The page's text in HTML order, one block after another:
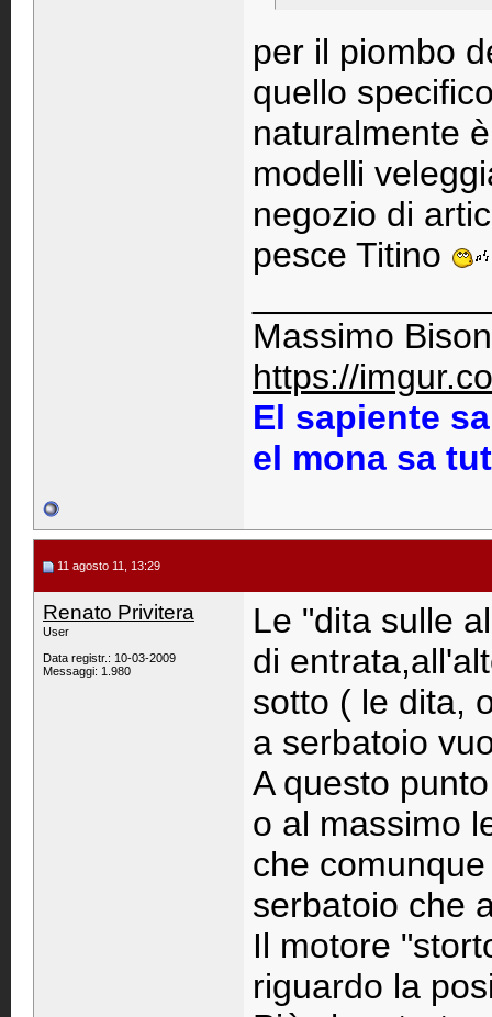
per il piombo
quello
naturalmente
modelli
negozio di
pesce Titino
Massimo Bison
https://
El sapiente
el mona sa
11 agosto 11, 13:29
Renato Privitera
User
Data registr.: 10-03-2009
Messaggi: 1.980
Le "dita sulle
di
sotto ( le dita,
a serbatoio
A questo
o al massimo
che
serbatoio che
Il motore
riguardo la